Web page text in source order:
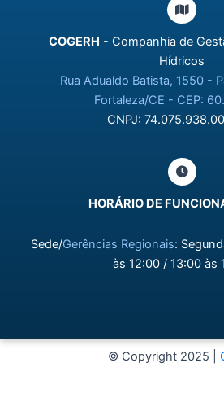
COGERH - Companhia de
Hídricos
Rua Adualdo Batista, 1550 -
Fortaleza/CE - CEP:
CNPJ:
HORÁRIO DE
Sede/Gerências Regionais:
às 12:00 / 13:00 às
© Copyright 2025 |